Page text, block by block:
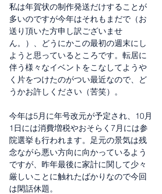
私は年賀状の制作発送だけすることが
多いのですが今年はそれもまだで（お
送り頂いた方申し訳ございませ
ん。）、どうにかこの最初の週末にし
ようと思っているところです。転居に
伴う様々なイベントをこなしてようや
く片をつけたのがつい最近なので、ど
うかお許しください（苦笑）。
今年は5月に年号改元が予定され、10月
1日には消費増税やおそらく7月には参
院選挙も行われます。足元の景気は残
念ながら悪い方向に向かっているよう
ですが、昨年最後に家計に関して少々
厳しいことに触れたばかりなので今回
は閑話休題。